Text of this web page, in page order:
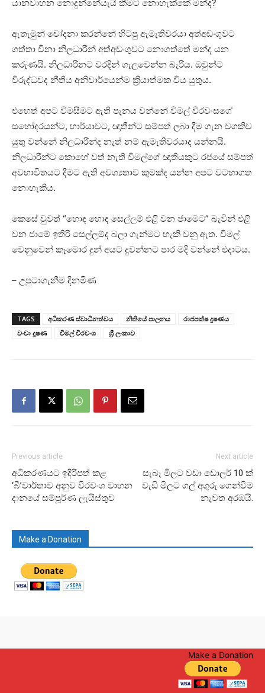
යානවාහන නොදුන්නේයැයි කීමට නොහැක්කේ මන්ද?
ඇතැමුන් චෝදනා කරන්නේ හිටපු ඇමැතිවරයා අත්අඩංගුවට
ගත්තා විනා නිලධාරීන් අත්අඩංගුවට නොගත්තේ මන්ද යන
කරුණයි. නිලධාරීනට වරදින් ගැලවෙන්න බැරිය. ඔවුන්ට
විරුද්ධවද නීතිය අනිවාර්යෙන්ම ක්‍රියාත්මක විය යුතුය.
එහෙත් අපට විමසීමට ඇති පැනය වන්නේ විමල් වීරවංසගේ
සහෝදරයන්ට, භාර්යාවට, ඥාතීන්ට සම්පත් ලබා දීම ගැන වගකිව
යුතු වන්නේ නිලධාරීන්ද නැත් නම් ඇමැතිවරයාද යන්නයි.
නිලධාරීන්ට කොහේ වත් නැති විමල්ගේ ඥාතියකුට රජයේ සම්පත්
අවභාවිතයට දීමට ඇති අවශ්‍යතාව කුමක්ද යන්න අපට වටහාගත
නොහැකිය.
කෙසේ වුවත් “හොඳ හොඳ සෙල්ලම් එළි වන ජාමෙට” බැවින් එළි
වන ජාමේ ඉතිරි සෙල්ලම්ද බලා ගැන්මට හැකි වනු ඇත. විමල්
වෙනුවෙන් කෑමොර දුන් අයට දුවන්නට පාර මදි වන්නේ එදාටය.
– උපුටාගැනීම දිනමිණ
TAGS අධිකරණ ස්වාධිනත්වය නිතියේ පාලනය
රාජපක්ෂ දූෂණය
වංචා දූෂණ
විමල් විරවංශ ශ්‍රී ලංකාව
Previous article
අධිකරණයට ඉදිරිපත් කළ
‘බී’වාර්තාව අනුව වීරවංශ වාහන
දානයේ සම්පූර්ණ ලැයිස්තුව
Next article
සැබෑ මිලට වඩා ඩොලර් 10 ක්
වැඩි මිලට ගල් අගුරු ගෙන්වීම
නැවත අරඹයි.
Make a Donation
Make a Donation